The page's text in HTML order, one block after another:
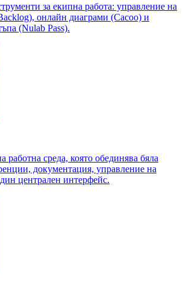
за екипна работа: управление на
онлайн диаграми (Cacoo) и
(Nulab Pass).
работна среда, която обединява бяла
документация, управление на
централен интерфейс.